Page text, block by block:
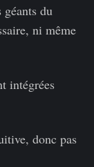
du
ni même
intégrées
donc pas